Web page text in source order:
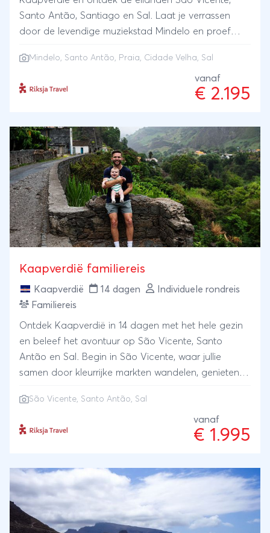
Santo Antão, Santiago en Sal. Laat je verrassen
door de levendige muziekstad Mindelo en proef
Trek de natuur in op Santo Antão en wandel met
een gids naar een indrukwekkende waterval. Op
Santiago duik je in de geschiedenis tijdens een
werelderfgoed Cidade Velha. Sluit je reis avontuurlijk
af met een offroad avontuur op Sal, waar je de
ruige landschappen verkent en ontspannen geniet
van de eindeloze witte zandstranden.
Mindelo, Santo Antão, Praia, Cidade Velha, Sal
vanaf
€ 2.195
Kaapverdië familiereis
Kaapverdië 14 dagen
Individuele rondreis
Familiereis
Ontdek Kaapverdië in 14 dagen met het hele gezin
en beleef het avontuur op São Vicente, Santo
Antão en Sal. Begin in São Vicente, waar jullie
samen door kleurrijke markten wandelen, genieten
zeeschildpadden. Op Santo Antão duiken jullie de
natuur in voor een canyoning tour en verkennen
jullie de indrukwekkende bergen. Op Sal bezoeken
de citroenhaaien. Natuurlijk is er ook volop tijd om
te relaxen en te spelen op de prachtige witte
zandstranden. Alles wordt geregeld, inclusief
transfers tussen de slaapplekken voor extra gemak.
São Vicente, Santo Antão, Sal
vanaf
€ 1.995